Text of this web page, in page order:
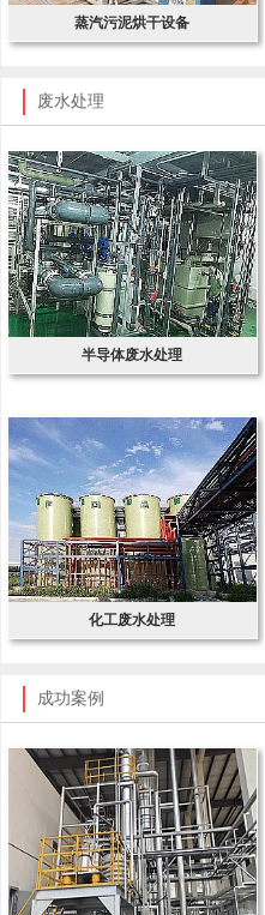
蒸汽污泥烘干设备
废水处理
半导体废水处理
化工废水处理
成功案例